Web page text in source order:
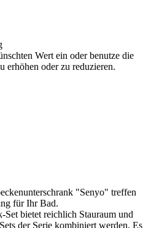
Wert ein oder benutze die
erhöhen oder zu reduzieren.
"Senyo" treffen
für Ihr Bad.
Set bietet reichlich Stauraum und
der Serie kombiniert werden. Es